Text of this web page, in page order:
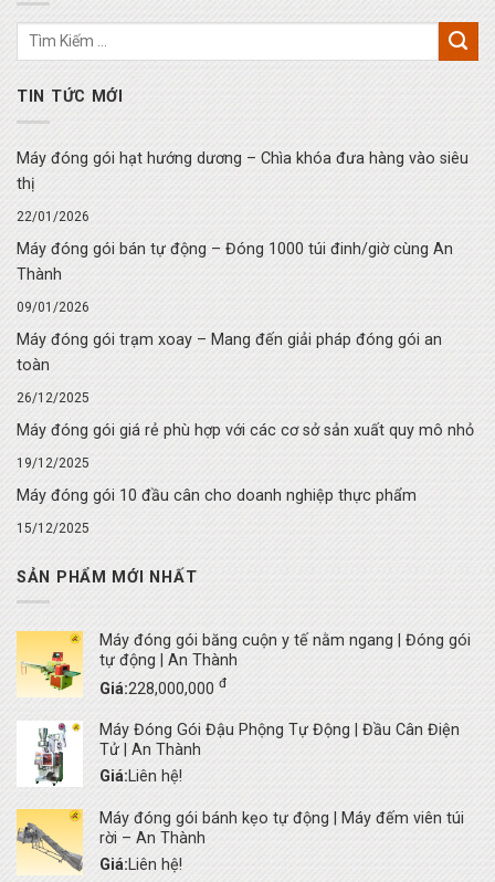
TIN TỨC MỚI
Máy đóng gói hạt hướng dương – Chìa khóa đưa hàng vào siêu
thị
22/01/2026
Máy đóng gói bán tự động – Đóng 1000 túi đinh/giờ cùng An
Thành
09/01/2026
Máy đóng gói trạm xoay – Mang đến giải pháp đóng gói an
toàn
26/12/2025
Máy đóng gói giá rẻ phù hợp với các cơ sở sản xuất quy mô nhỏ
19/12/2025
Máy đóng gói 10 đầu cân cho doanh nghiệp thực phẩm
15/12/2025
SẢN PHẨM MỚI NHẤT
Máy đóng gói băng cuộn y tế nằm ngang | Đóng gói
tự động | An Thành
Giá:228,000,000 đ
Máy Đóng Gói Đậu Phộng Tự Động | Đầu Cân Điện
Tử | An Thành
Giá:Liên hệ!
Máy đóng gói bánh kẹo tự động | Máy đếm viên túi
rời – An Thành
Giá:Liên hệ!